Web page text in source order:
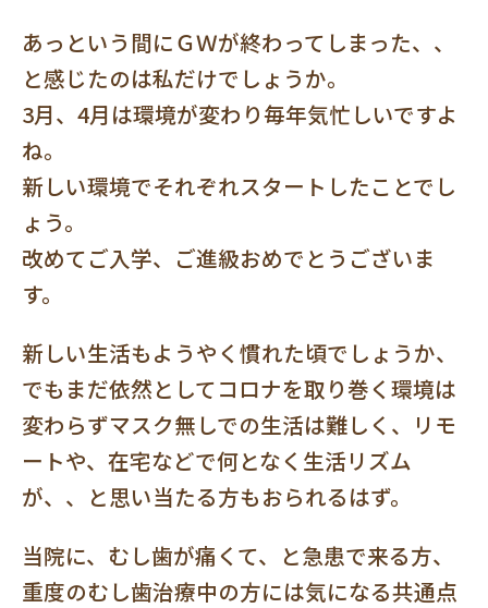
あっという間にＧＷが終わってしまった、、
と感じたのは私だけでしょうか。
3月、4月は環境が変わり毎年気忙しいですよ
ね。
新しい環境でそれぞれスタートしたことでし
ょう。
改めてご入学、ご進級おめでとうございま
す。
新しい生活もようやく慣れた頃でしょうか、
でもまだ依然としてコロナを取り巻く環境は
変わらずマスク無しでの生活は難しく、リモ
ートや、在宅などで何となく生活リズム
が、、と思い当たる方もおられるはず。
当院に、むし歯が痛くて、と急患で来る方、
重度のむし歯治療中の方には気になる共通点